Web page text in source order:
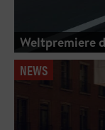
Weltpremiere
NEWS